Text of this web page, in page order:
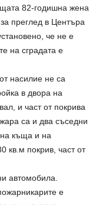
82-годишна жена
преглед в Центъра
че не е
на сградата е
насилие не са
в двора на
и част от покрива
са и два съседни
къща и на
кв.м покрив, част от
автомобила.
е